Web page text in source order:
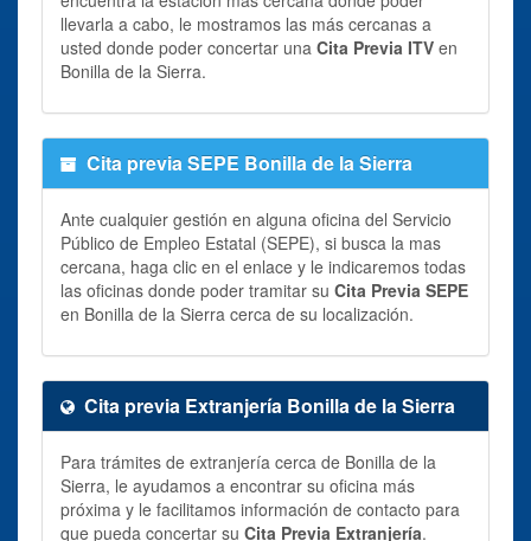
llevarla a cabo, le mostramos las más cercanas a
usted donde poder concertar una Cita Previa ITV en
Bonilla de la Sierra.
Cita previa SEPE Bonilla de la Sierra
Ante cualquier gestión en alguna oficina del Servicio
Público de Empleo Estatal (SEPE), si busca la mas
cercana, haga clic en el enlace y le indicaremos todas
las oficinas donde poder tramitar su Cita Previa SEPE
en Bonilla de la Sierra cerca de su localización.
Cita previa Extranjería Bonilla de la Sierra
Para trámites de extranjería cerca de Bonilla de la
Sierra, le ayudamos a encontrar su oficina más
próxima y le facilitamos información de contacto para
que pueda concertar su Cita Previa Extranjería.